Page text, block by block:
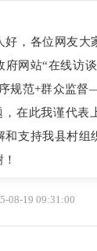
，各位网友大
府网站“在线访
规范+群众监
，在此我谨代表
和支持我县村组
08-19 09:31:00